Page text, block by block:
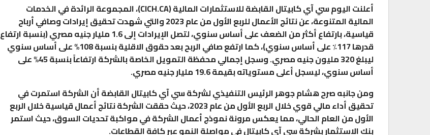
أعلنت اليوم سي آي كابيتال القابضة للاستثمارات المالية (CICH.CA)، المجموعة الرائدة في الخدمات
المالية المتنوعة، عن نتائج الأعمال للربع الأول من عام 2023 والتي شهدت تحقيق إيرادات وصافي أرباح
قياسية، بارتفاع أكثر من الضعف على أساس سنوي، لتصل الإيرادات إلى 1.6 مليار جنيه مصري (بنسبة ارتفاع
قدرها 117٪ على أساس سنوي)، كما ارتفع صافي الربح بعد حقوق الاقلية بنسبة 108% على أساس سنوي
ليبلغ 320 مليون جنيه مصري. وسجل إجمالي محفظة التمويل الخاصة بالشركة ارتفاعاً بنسبة 45% على
أساس سنوي، ليسجل أعلى مستوياته بقيمة 19.6 مليار جنيه مصري.
ومن جانبه صرح هشام جوهر الرئيس التنفيذي لشركة سي آي كابيتال القابضة أن الشركة استمرت في
تحقيق أداء مالي قوي خلال الربع الأول من عام 2023، حيث حققت الشركة نتائج أعمال قياسية خلال الربع
الأول من العام الحالي، مما يعكس مرونة نموذج أعمال الشركة في مواكبة تحديات السوق، حيث استمر
بنك الاستثمار بشركة سي آي كابيتال في مواصلة النمو عبر كافة القطاعات.